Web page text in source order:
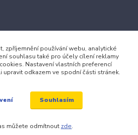
zpříjemnění používání webu, analytické
souhlasu také pro účely cílení reklamy
Nastavení vlastních preferencí
upravit odkazem ve spodní části stránek.
Souhlasím
můžete odmítnout zde.